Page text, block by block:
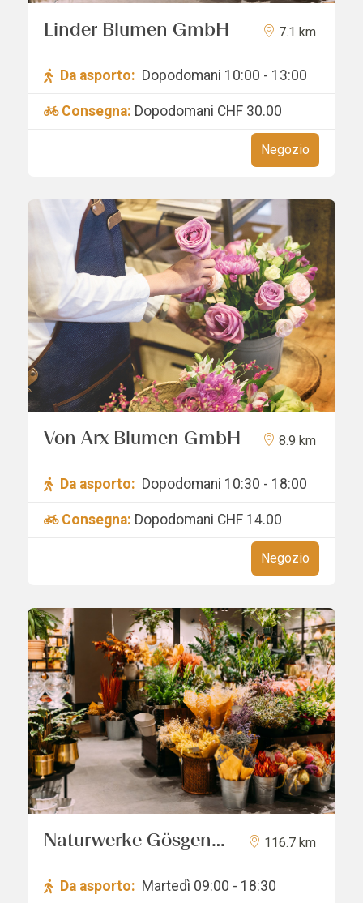
Linder Blumen GmbH 7.1 km
Da asporto: Dopodomani 10:00 - 13:00
Consegna: Dopodomani CHF 30.00
Negozio
Von Arx Blumen GmbH 8.9 km
Da asporto: Dopodomani 10:30 - 18:00
Consegna: Dopodomani CHF 14.00
Negozio
Naturwerke Gösgen
116.7 km
Da asporto: Martedì 09:00 - 18:30